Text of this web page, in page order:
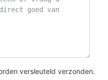
versleuteld verzonden.